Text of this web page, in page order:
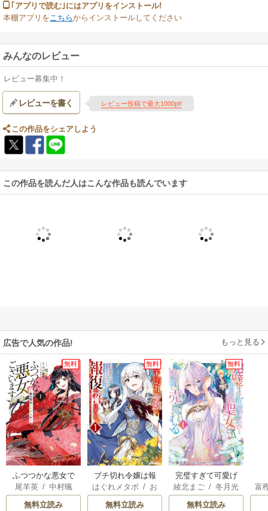
｢アプリで読む｣にはアプリをインストール!
本棚アプリを こちらからインストールしてください
みんなのレビュー
レビュー募集中！
レビューを書く レビュー投稿で最大1000pt!
この作品をシェアしよう
この作品を読んだ人はこんな作品も読んでいます
広告で人気の作品! もっと見る
無料
ふつつかな悪女で
はございますが ～
雛宮蝶鼠とりかえ
尾羊英/ 中村颯
希/ゆき哉
無料立読み
無料
ブチ切れ令嬢は報
復を誓いました。
はぐれメタボ / お
おのいも/昌未
無料立読み
無料
完璧すぎて可愛げ
がないと婚約破棄
された聖女は隣国
綾北まご /冬月光
輝/昌未
無料立読み
富